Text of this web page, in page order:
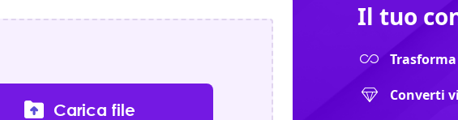
Carica file
Il tuo
Converti